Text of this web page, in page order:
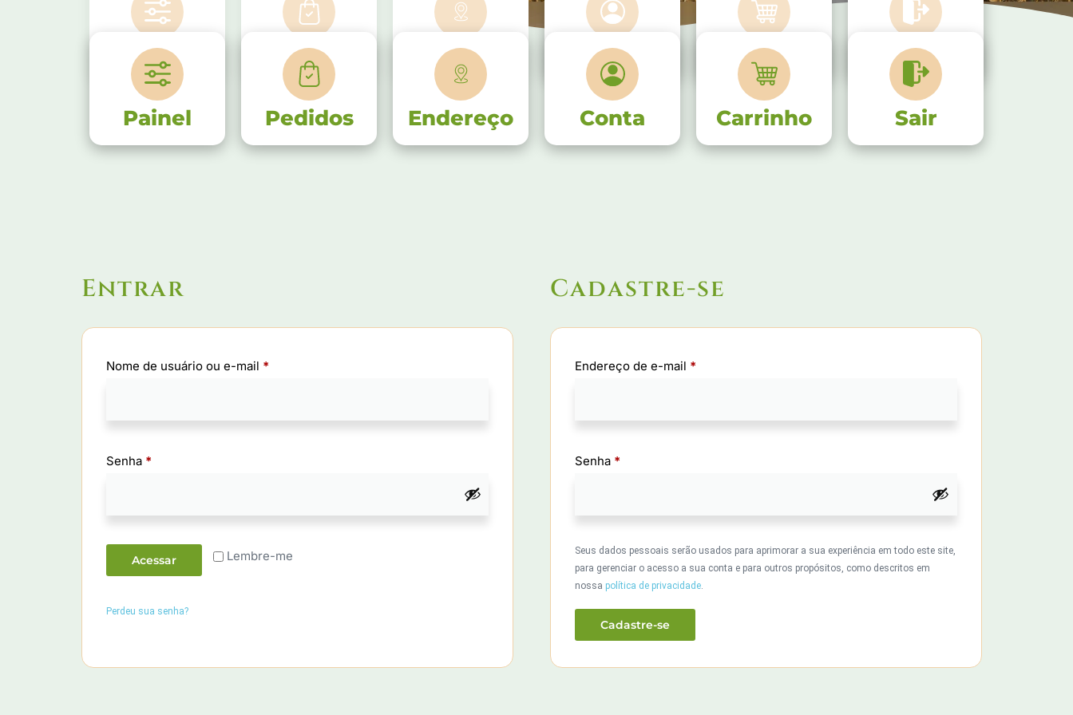
Painel Pedidos Endereço Conta Carrinho Sair
Painel Pedidos Endereço Conta Carrinho Sair
Entrar
Nome de usuário ou e-mail *
Senha *
Lembre-me
Acessar
Perdeu sua senha?
Cadastre-se
Endereço de e-mail *
Senha *
Seus dados pessoais serão usados para aprimorar a sua experiência em todo este site,
para gerenciar o acesso a sua conta e para outros propósitos, como descritos em
nossa política de privacidade.
Cadastre-se